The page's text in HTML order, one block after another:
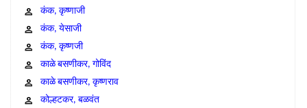
कंक, कृष्णाजी
कंक, येसाजी
कंक, कृष्णजी
काळे बसणीकर, गोविंद
काळे बसणीकर, कृष्णराव
कोल्हटकर, बळवंत